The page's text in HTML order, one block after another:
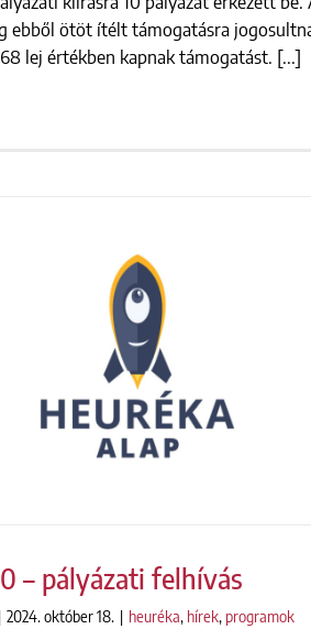
8.0 – nyertes pályázatok
ebből ötöt ítélt támogatásra
lej értékben kapnak támogatást. [...]
– pályázati felhívás
| 2024. október 18. | heuréka, hírek, programok